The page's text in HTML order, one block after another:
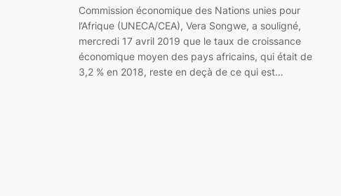
Commission économique des Nations unies pour
l’Afrique (UNECA/CEA), Vera Songwe, a souligné,
mercredi 17 avril 2019 que le taux de croissance
économique moyen des pays africains, qui était de
3,2 % en 2018, reste en deçà de ce qui est…